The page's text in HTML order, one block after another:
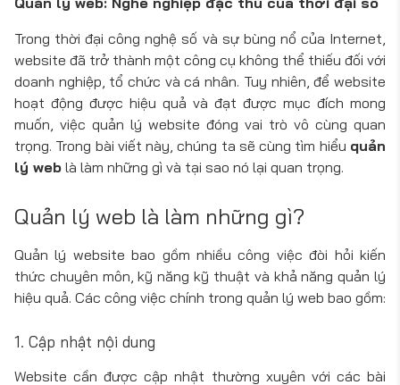
Trong thời đại công nghệ số và sự bùng nổ của Internet,
website đã trở thành một công cụ không thể thiếu đối với
doanh nghiệp, tổ chức và cá nhân. Tuy nhiên, để website
hoạt động được hiệu quả và đạt được mục đích mong
muốn, việc quản lý website đóng vai trò vô cùng quan
trọng. Trong bài viết này, chúng ta sẽ cùng tìm hiểu quản
lý web là làm những gì và tại sao nó lại quan trọng.
Quản lý web là làm những gì?
Quản lý website bao gồm nhiều công việc đòi hỏi kiến
thức chuyên môn, kỹ năng kỹ thuật và khả năng quản lý
hiệu quả. Các công việc chính trong quản lý web bao gồm:
1. Cập nhật nội dung
Website cần được cập nhật thường xuyên với các bài